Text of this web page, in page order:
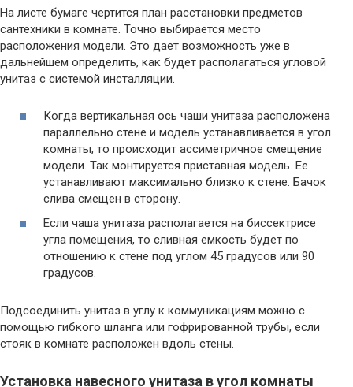
На листе бумаге чертится план расстановки предметов
сантехники в комнате. Точно выбирается место
расположения модели. Это дает возможность уже в
дальнейшем определить, как будет располагаться угловой
унитаз с системой инсталляции.
Когда вертикальная ось чаши унитаза расположена
параллельно стене и модель устанавливается в угол
комнаты, то происходит ассиметричное смещение
модели. Так монтируется приставная модель. Ее
устанавливают максимально близко к стене. Бачок
слива смещен в сторону.
Если чаша унитаза располагается на биссектрисе
угла помещения, то сливная емкость будет по
отношению к стене под углом 45 градусов или 90
градусов.
Подсоединить унитаз в углу к коммуникациям можно с
помощью гибкого шланга или гофрированной трубы, если
стояк в комнате расположен вдоль стены.
Установка навесного унитаза в угол комнаты